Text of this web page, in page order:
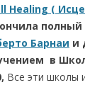
Healing (
полный
Барнаи и
в
Все эти школы